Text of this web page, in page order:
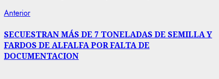
Navegación
de
entradas
AnteriorEntrada
SECUESTRAN MÁS DE 7 TONELADAS DE SEMILLA Y
FARDOS DE ALFALFA POR FALTA DE
DOCUMENTACION